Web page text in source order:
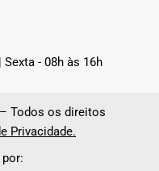
Sexta - 08h às 16h
Todos os direitos
Privacidade.